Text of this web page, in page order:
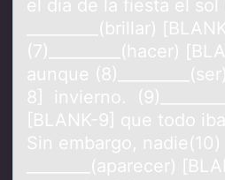
el día de la fiesta el sol
_________(brillar)
(7)_________(hacer)
aunque
8] invierno.
[BLANK-9] que todo
Sin embargo, nadie(10)
________(aparecer)